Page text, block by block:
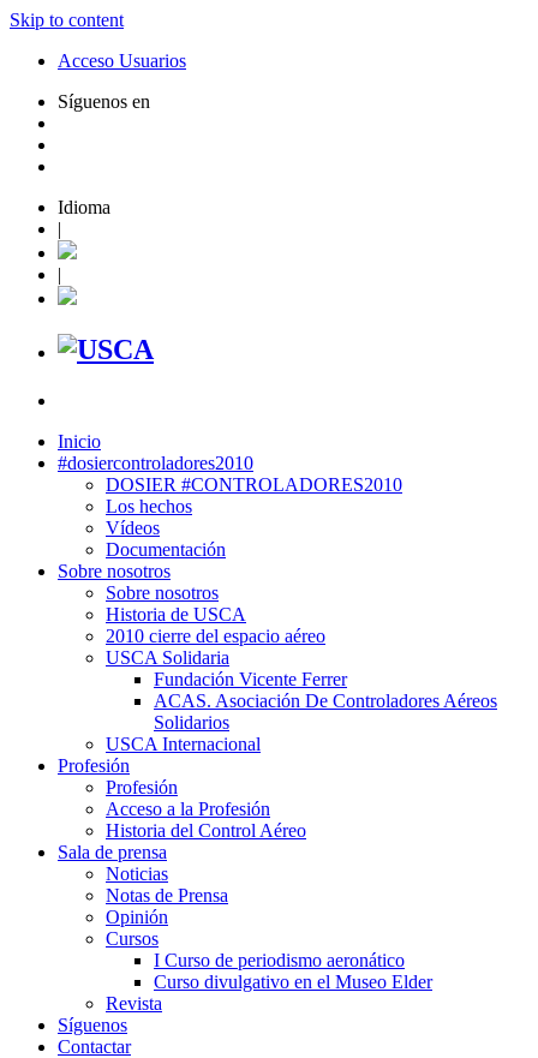
Skip to content
Acceso Usuarios
Síguenos en
Idioma
|
|
Inicio
#dosiercontroladores2010
DOSIER #CONTROLADORES2010
Los hechos
Vídeos
Documentación
Sobre nosotros
Sobre nosotros
Historia de USCA
2010 cierre del espacio aéreo
USCA Solidaria
Fundación Vicente Ferrer
ACAS. Asociación De Controladores Aéreos
Solidarios
USCA Internacional
Profesión
Profesión
Acceso a la Profesión
Historia del Control Aéreo
Sala de prensa
Noticias
Notas de Prensa
Opinión
Cursos
I Curso de periodismo aeronático
Curso divulgativo en el Museo Elder
Revista
Síguenos
Contactar